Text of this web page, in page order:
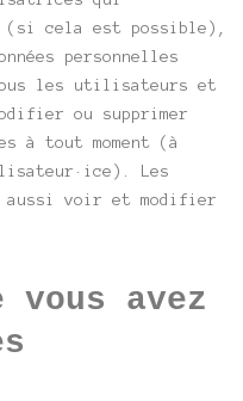
cela est possible),
personnelles
les utilisateurs et
ou supprimer
à tout moment (à
Les
aussi voir et modifier
avez